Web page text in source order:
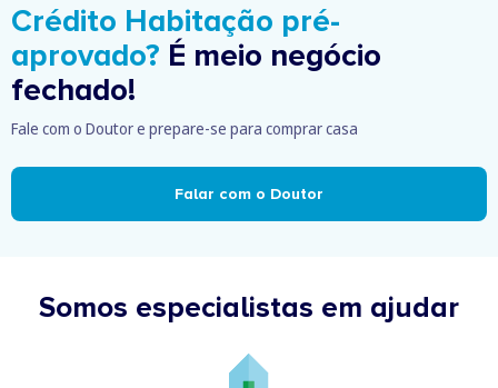
Crédito Habitação pré-
aprovado? É meio negócio
fechado!
Fale com o Doutor e prepare-se para comprar casa
Falar com o Doutor
Somos especialistas em ajudar